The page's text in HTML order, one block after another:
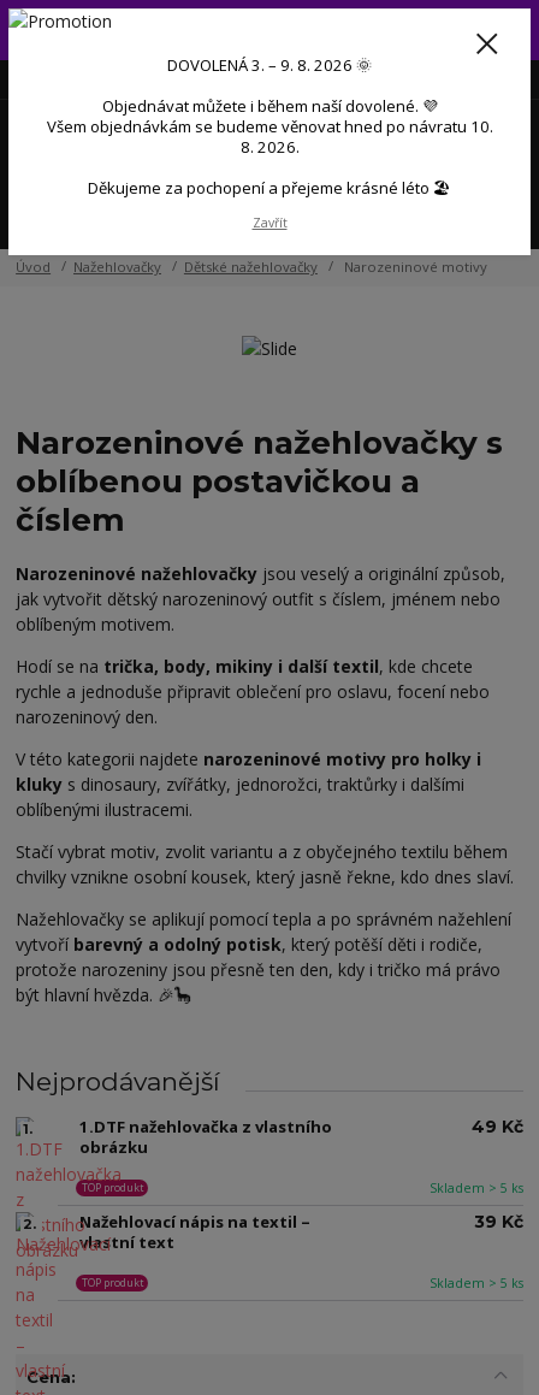
Od 3. do 9. 8. 2026 budeme mít dovolenou 💜 Objednávky přijaté
během dovolené začneme postupně zpracovávat po návratu 💜
Úvod Nažehlovačky Dětské nažehlovačky Narozeninové motivy
Narozeninové nažehlovačky s
oblíbenou postavičkou a
číslem
Narozeninové nažehlovačky jsou veselý a originální způsob,
jak vytvořit dětský narozeninový outfit s číslem, jménem nebo
oblíbeným motivem.
Hodí se na trička, body, mikiny i další textil, kde chcete
rychle a jednoduše připravit oblečení pro oslavu, focení nebo
narozeninový den.
V této kategorii najdete narozeninové motivy pro holky i
kluky s dinosaury, zvířátky, jednorožci, traktůrky i dalšími
oblíbenými ilustracemi.
Stačí vybrat motiv, zvolit variantu a z obyčejného textilu během
chvilky vznikne osobní kousek, který jasně řekne, kdo dnes slaví.
Nažehlovačky se aplikují pomocí tepla a po správném nažehlení
vytvoří barevný a odolný potisk, který potěší děti i rodiče,
protože narozeniny jsou přesně ten den, kdy i tričko má právo
být hlavní hvězda. 🎉🦕
Nejprodávanější
1.
1.DTF nažehlovačka z vlastního
obrázku
Skladem > 5 ks
TOP produkt
49 Kč
2.
Nažehlovací nápis na textil –
vlastní text
Skladem > 5 ks
TOP produkt
39 Kč
Cena:
DOVOLENÁ 3. – 9. 8. 2026 🌞
Objednávat můžete i během naší dovolené. 💜
Všem objednávkám se budeme věnovat hned po návratu 10.
8. 2026.
Děkujeme za pochopení a přejeme krásné léto 🏖️
Zavřít